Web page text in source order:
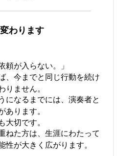
わります
頼が入らない。」
、今までと同じ行動を続け
ません。
になるまでには、演奏者と
ります。
切です。
ねた方は、生涯にわたって
が大きく広がります。